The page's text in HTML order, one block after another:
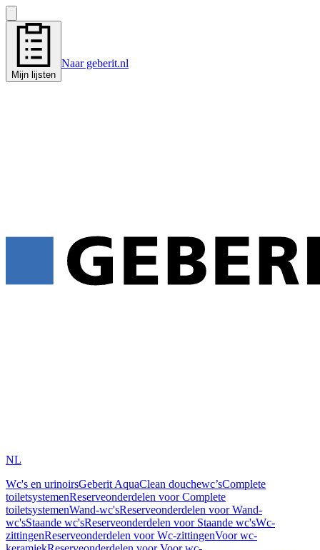
Mijn lijsten
Naar geberit.nl
NL
Wc's en urinoirsGeberit AquaClean douchewc’sComplete
toiletsystemenReserveonderdelen voor Complete
toiletsystemenWand-wc'sReserveonderdelen voor Wand-
wc'sStaande wc'sReserveonderdelen voor Staande wc'sWc-
zittingenReserveonderdelen voor Wc-zittingenVoor wc-